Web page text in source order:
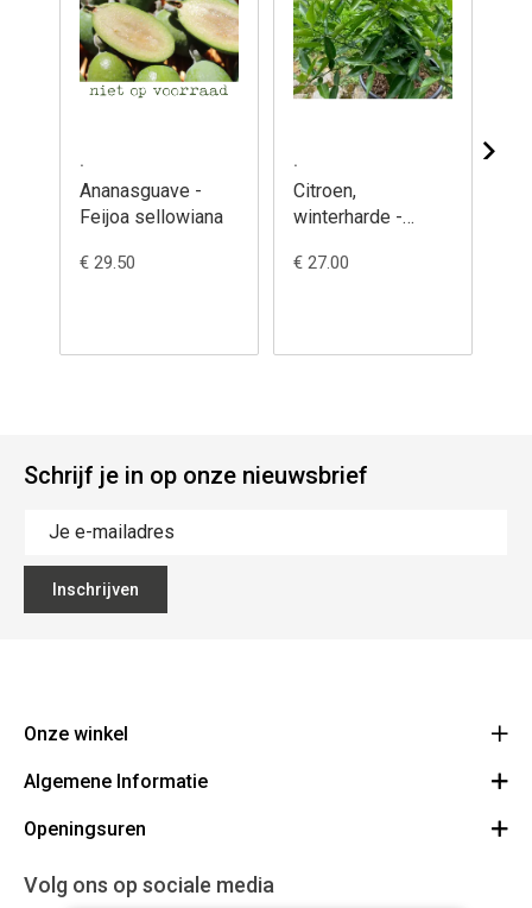
.
Ananasguave -
Feijoa sellowiana
€ 29.50
.
Citroen,
winterharde -
citrumelo'
€ 27.00
Schrijf je in op onze nieuwsbrief
Inschrijven
Onze winkel
Ecoflora
1500 Halle
32(0)2.361.77.61
Algemene Informatie
Vacatures
Bestellen en Betalen
Openingsuren
Maandag : gesloten
Volg ons op sociale media